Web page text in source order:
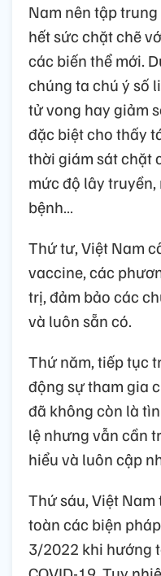
Nam nên tập
hết sức chặt chẽ
các biến thể mới.
chúng ta chú ý số
tử vong hay giảm
đặc biệt cho thấy
thời giám sát chặt
mức độ lây
bệnh…
Thứ tư, Việt Nam
vaccine, các
trị, đảm bảo các
và luôn sẵn có.
Thứ năm, tiếp tục
động sự tham gia
đã không còn là
lệ nhưng vẫn cần
hiểu và luôn cập
Thứ sáu, Việt
toàn các biện
3/2022 khi hướng